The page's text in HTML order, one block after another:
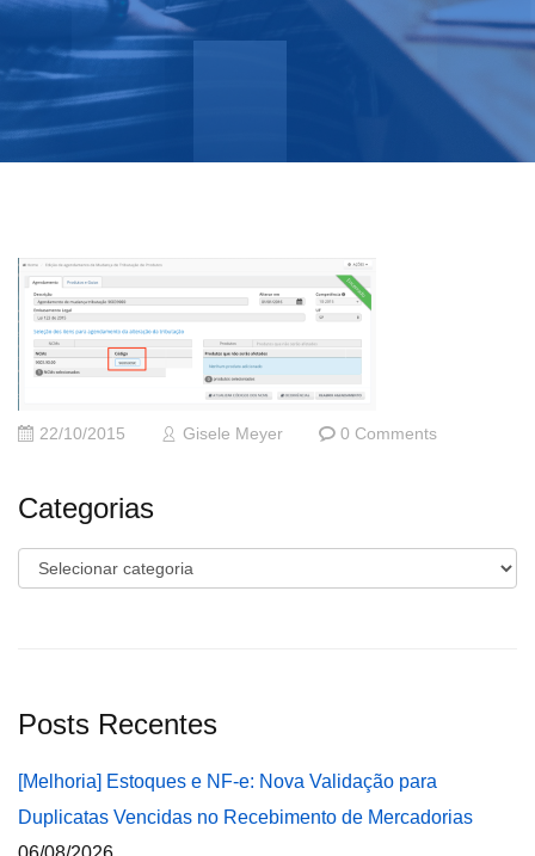
22/10/2015 Gisele Meyer 0 Comments
Categorias
Categorias
Posts Recentes
[Melhoria] Estoques e NF-e: Nova Validação para
Duplicatas Vencidas no Recebimento de Mercadorias